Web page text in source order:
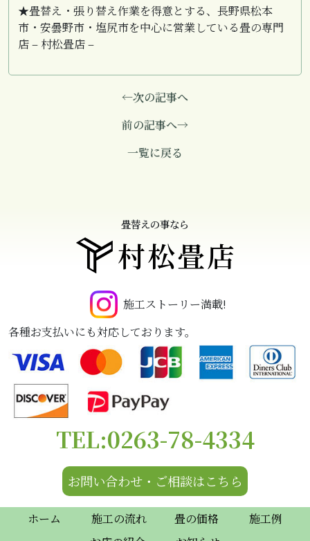
★畳替え・張り替え作業を得意とする、長野県松本
市・安曇野市・塩尻市を中心に営業している畳の専門
店 – 村松畳店 –
←次の記事へ
前の記事へ→
一覧に戻る
畳替えの事なら
村松畳店
施工ストーリー満載!
各種お支払いにも対応しております。
TEL:0263-78-4334
お問い合わせ・ご相談はこちら
ホーム 施工の流れ 畳の価格
施工例